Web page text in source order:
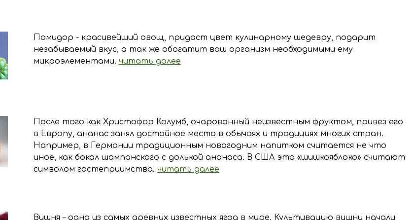
Помидор - красивейший овощ, придаст цвет кулинарному шедевру, подарит
незабываемый вкус, а так же обогатит ваш организм необходимыми ему
микроэлементами. читать далее
После того как Христофор Колумб, очарованный неизвестным фруктом, привез его
в Европу, ананас занял достойное место в обычаях и традициях многих стран.
Например, в Германии традиционным новогодним напитком считается не что
иное, как бокал шампанского с долькой ананаса. В США это «шишкояблоко» считают
символом гостеприимства. читать далее
Вишня – одна из самых древних известных ягод в мире. Культивацию вишни начали